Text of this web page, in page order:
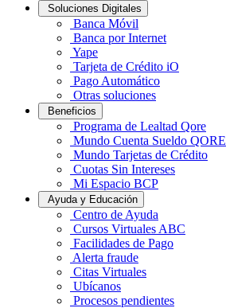
Soluciones Digitales
Banca Móvil
Banca por Internet
Yape
Tarjeta de Crédito iO
Pago Automático
Otras soluciones
Beneficios
Programa de Lealtad Qore
Mundo Cuenta Sueldo QORE
Mundo Tarjetas de Crédito
Cuotas Sin Intereses
Mi Espacio BCP
Ayuda y Educación
Centro de Ayuda
Cursos Virtuales ABC
Facilidades de Pago
Alerta fraude
Citas Virtuales
Ubícanos
Procesos pendientes